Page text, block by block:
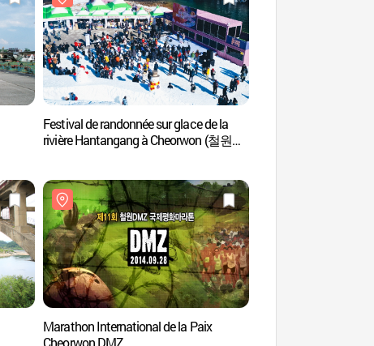
Festival de randonnée sur glace de la
rivière Hantangang à Cheorwon (철원
Marathon International de la Paix
Cheorwon DMZ